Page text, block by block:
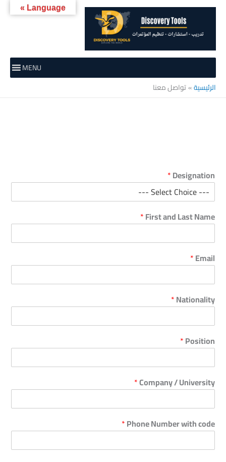
تخطي
MENU
الرئيسية تواصل معنا
Designation
*
First and Last Name
*
Email
*
Nationality
*
Position
*
Company / University
*
Phone Number with code
*
Language »